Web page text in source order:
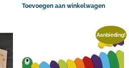
Toevoegen aan winkelwagen
Aanbieding!